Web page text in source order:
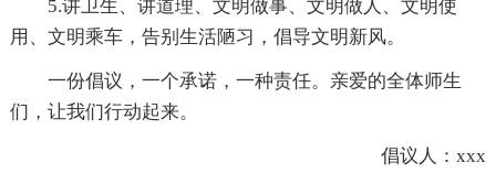
5.讲卫生、讲道理、文明做事、文明做人、文明使
用、文明乘车，告别生活陋习，倡导文明新风。
一份倡议，一个承诺，一种责任。亲爱的全体师生
们，让我们行动起来。
倡议人：xxx